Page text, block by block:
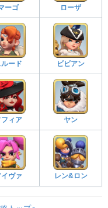
ーゴ ローザ
ルード ビビアン
フィア ヤン
イヴァ レン&ロン